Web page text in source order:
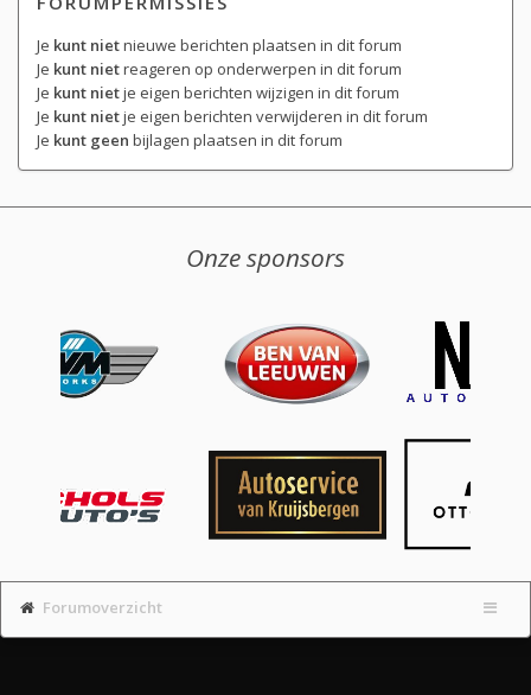
Je kunt nietnieuwe berichten plaatsen in dit forum
Je kunt nietreageren op onderwerpen in dit forum
Je kunt nietje eigen berichten wijzigen in dit forum
Je kunt nietje eigen berichten verwijderen in dit forum
Je kunt geen bijlagen plaatsen in dit forum
Onze sponsors
Forumoverzicht